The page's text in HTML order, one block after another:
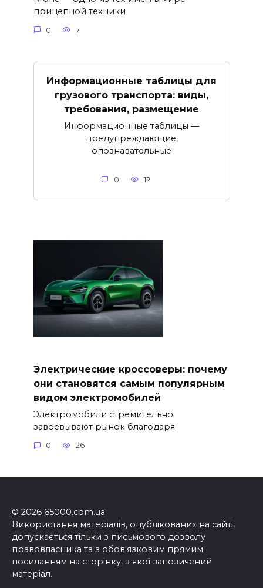
прицепной техники
0 7
Информационные таблицы для
грузового транспорта: виды,
требования, размещение
Информационные таблицы —
предупреждающие,
опознавательные
0 12
Электрические кроссоверы: почему
они становятся самым популярным
видом электромобилей
Электромобили стремительно
завоевывают рынок благодаря
0 26
© 2026 65000.com.ua
Використання матеріалів, опублікованих на сайті,
допускається тільки з письмового дозволу
правовласника та з обов'язковим прямим
посиланням на сторінку, з якої запозичений
матеріал.